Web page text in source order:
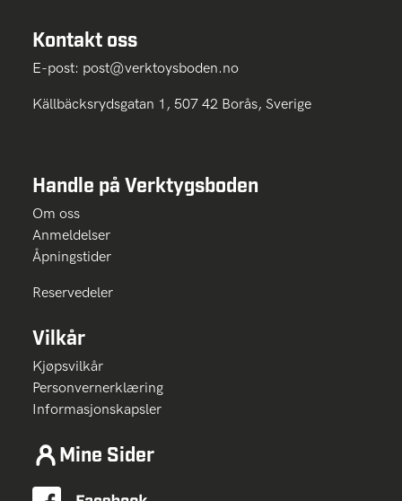
Kontakt oss
E-post: post@verktoysboden.no
Källbäcksrydsgatan 1, 507 42 Borås, Sverige
Handle på Verktygsboden
Om oss
Anmeldelser
Åpningstider
Reservedeler
Vilkår
Kjøpsvilkår
Personvernerklæring
Informasjonskapsler
Mine Sider